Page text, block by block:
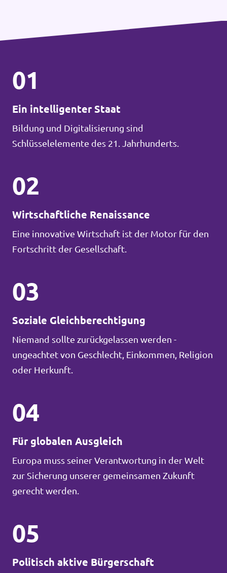
01
Ein intelligenter Staat
Bildung und Digitalisierung sind
Schlüsselelemente des 21. Jahrhunderts.
02
Wirtschaftliche Renaissance
Eine innovative Wirtschaft ist der Motor für den
Fortschritt der Gesellschaft.
03
Soziale Gleichberechtigung
Niemand sollte zurückgelassen werden -
ungeachtet von Geschlecht, Einkommen, Religion
oder Herkunft.
04
Für globalen Ausgleich
Europa muss seiner Verantwortung in der Welt
zur Sicherung unserer gemeinsamen Zukunft
gerecht werden.
05
Politisch aktive Bürgerschaft